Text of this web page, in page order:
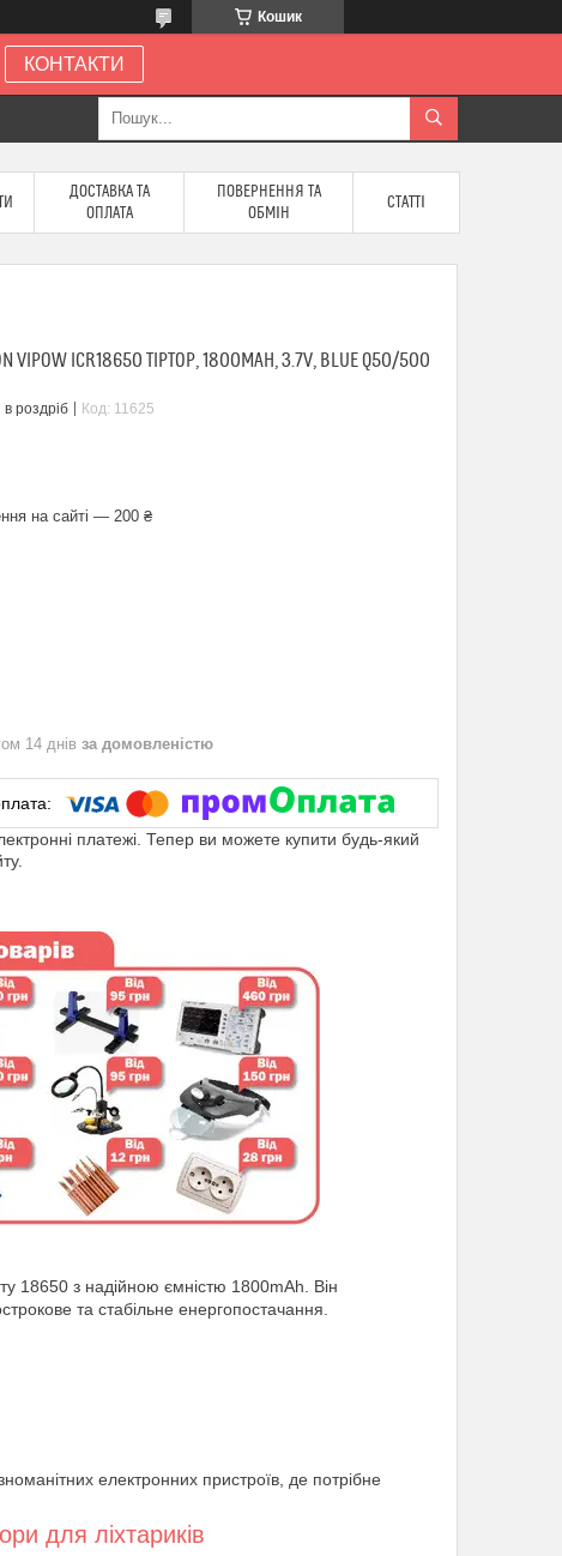
Кошик
КОНТАКТИ
ДОСТАВКА ТА
ОПЛАТА
ПОВЕРНЕННЯ ТА
ОБМІН
СТАТТІ
ICR18650 TIPTOP, 1800MAH, 3.7V, BLUE Q50/500
роздріб Код: 11625
на сайті — 200 ₴
14 днів за домовленістю
платежі. Тепер ви можете купити будь-який
18650 з надійною ємністю 1800mAh. Він
та стабільне енергопостачання.
електронних пристроїв, де потрібне
для ліхтариків